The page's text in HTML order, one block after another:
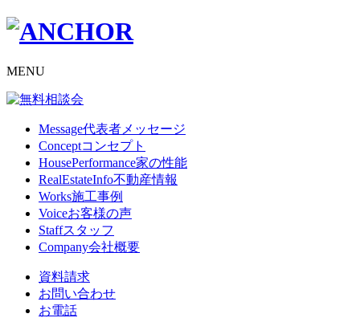
MENU
Message代表者メッセージ
Conceptコンセプト
HousePerformance家の性能
RealEstateInfo不動産情報
Works施工事例
Voiceお客様の声
Staffスタッフ
Company会社概要
資料請求
お問い合わせ
お電話